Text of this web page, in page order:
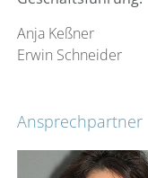
Anja Keßner
Erwin Schneider
Ansprechpartner